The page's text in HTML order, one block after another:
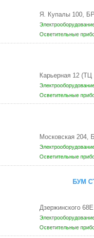
Я. Купалы 100,
Осветительные
Карьерная 12
Осветительные
Московская 204,
Осветительные
БУМ
Дзержинского
Осветительные